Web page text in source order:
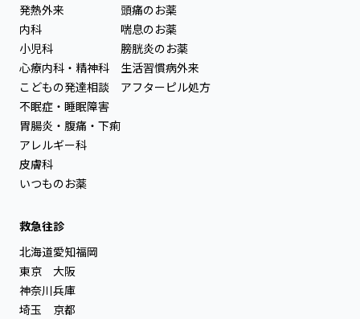
発熱外来
内科
小児科
心療内科・精神科
こどもの発達相談
不眠症・睡眠障害
胃腸炎・腹痛・下痢
アレルギー科
皮膚科
いつものお薬
頭痛のお薬
喘息のお薬
膀胱炎のお薬
生活習慣病外来
アフターピル処方
救急往診
北海道
東京
神奈川
埼玉
愛知
大阪
兵庫
京都
福岡